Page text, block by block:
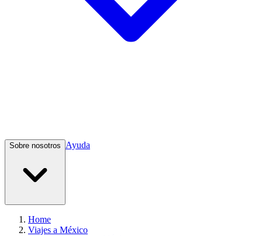
Sobre nosotros Ayuda
Home
Viajes a México